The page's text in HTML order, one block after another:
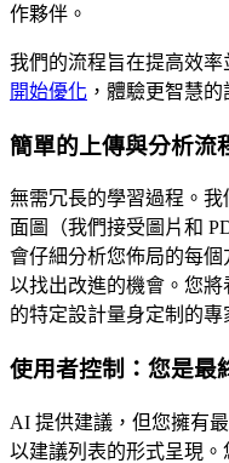
作夥伴。
我們的流程旨在提高效
開始優化 ，體驗更智慧的
簡單的上傳與分析流
無需冗長的學習過程。
面圖（我們接受圖片和
會仔細分析您佈局的每
以找出改進的機會。您
的特定設計量身定制的專
使用者控制：您是最
AI 提供建議，但您擁有
以建議列表的形式呈現